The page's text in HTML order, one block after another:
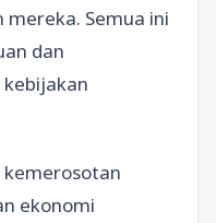
Semua ini
dan
ekonomi